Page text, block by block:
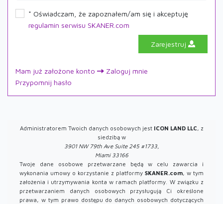
* Oświadczam, że zapoznałem/am się i akceptuję
regulamin serwisu SKANER.com
Zarejestruj
Mam już założone konto
Zaloguj mnie
Przypomnij hasło
Administratorem Twoich danych osobowych jest ICON LAND LLC, z
siedzibą w
3901 NW 79th Ave Suite 245 #1733,
Miami 33166
Twoje dane osobowe przetwarzane będą w celu zawarcia i
wykonania umowy o korzystanie z platformy SKANER.com, w tym
założenia i utrzymywania konta w ramach platformy. W związku z
przetwarzaniem danych osobowych przysługują Ci określone
prawa, w tym prawo dostępu do danych osobowych dotyczących